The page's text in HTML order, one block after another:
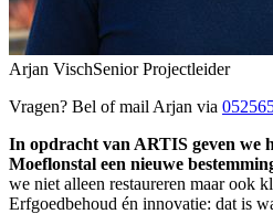
Arjan VischSenior Projectleider
Vragen? Bel of mail Arjan via
In opdracht van ARTIS geven we
Moeflonstal een nieuwe
we niet alleen restaureren maar ook
Erfgoedbehoud én innovatie: dat is